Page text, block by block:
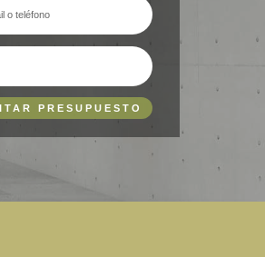
PRESUPUESTO